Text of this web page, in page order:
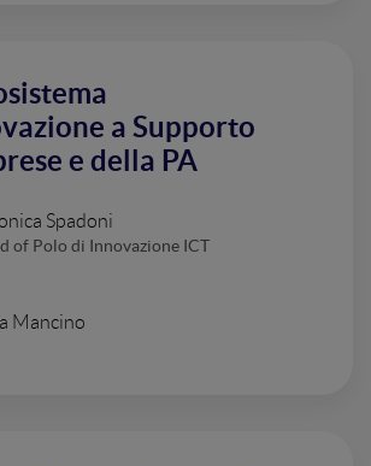
a Supporto
e della PA
Spadoni
of Polo di Innovazione ICT
Mancino